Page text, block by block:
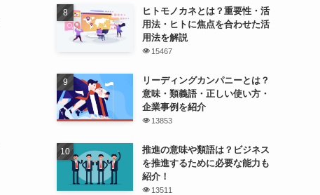
ヒトモノカネとは？重要性・活
用法・ヒトに焦点を合わせた活
用法を解説
15467
リーディングカンパニーとは？
意味・類義語・正しい使い方・
企業事例を紹介
13853
推進の意味や類語は？ビジネス
を推進するために必要な能力も
紹介！
13511